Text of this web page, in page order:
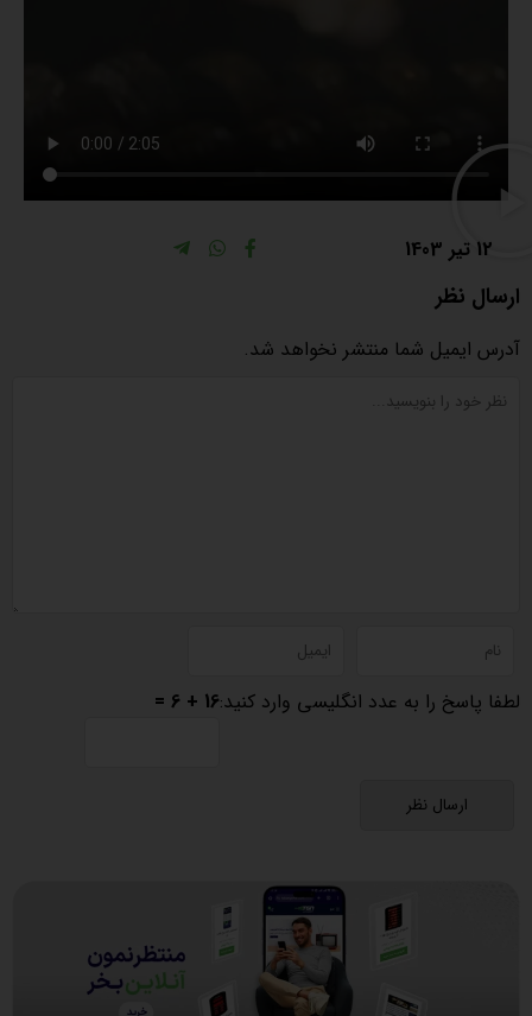
12 تیر 1403
ارسال نظر
آدرس ایمیل شما منتشر نخواهد شد.
لطفا پاسخ را به عدد انگلیسی وارد کنید:16 + 6 =